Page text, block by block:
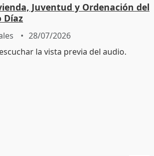
Juventud y Ordenación del
Díaz
28/07/2026